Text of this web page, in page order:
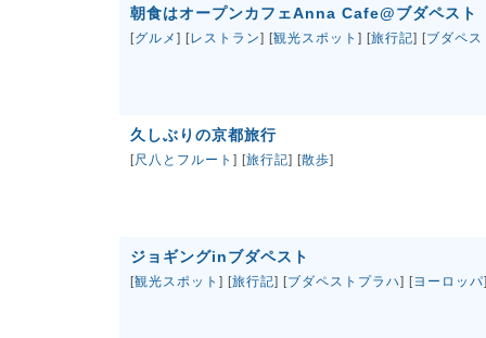
朝食はオープンカフェAnna Cafe@ブダペスト
[グルメ ] [レストラン] [観光スポット ] [旅行記] [ブダペ
久しぶりの京都旅行
[尺八とフルート ] [旅行記] [散歩]
ジョギングinブダペスト
[観光スポット ] [旅行記] [ブダペストプラハ] [ヨーロッパ